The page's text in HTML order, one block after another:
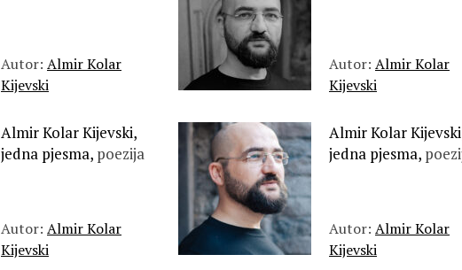
Autor: Almir Kolar
Kijevski
Autor: Almir Kolar
Kijevski
Almir Kolar Kijevski,
jedna pjesma, poezija
Autor: Almir Kolar
Kijevski
Almir Kolar
jedna pjesma,
Autor: Almir Kolar
Kijevski